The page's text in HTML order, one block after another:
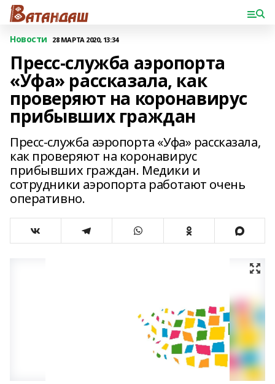
Новости 28 МАРТА 2020, 13:34
Пресс-служба аэропорта
«Уфа» рассказала, как
проверяют на коронавирус
прибывших граждан
Пресс-служба аэропорта «Уфа» рассказала,
как проверяют на коронавирус
прибывших граждан. Медики и
сотрудники аэропорта работают очень
оперативно.